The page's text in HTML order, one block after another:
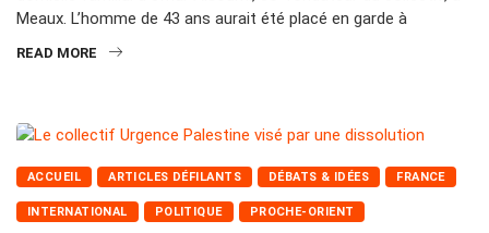
Meaux. L’homme de 43 ans aurait été placé en garde à
READ MORE
ACCUEIL ARTICLES DÉFILANTS DÉBATS & IDÉES FRANCE
INTERNATIONAL POLITIQUE PROCHE-ORIENT